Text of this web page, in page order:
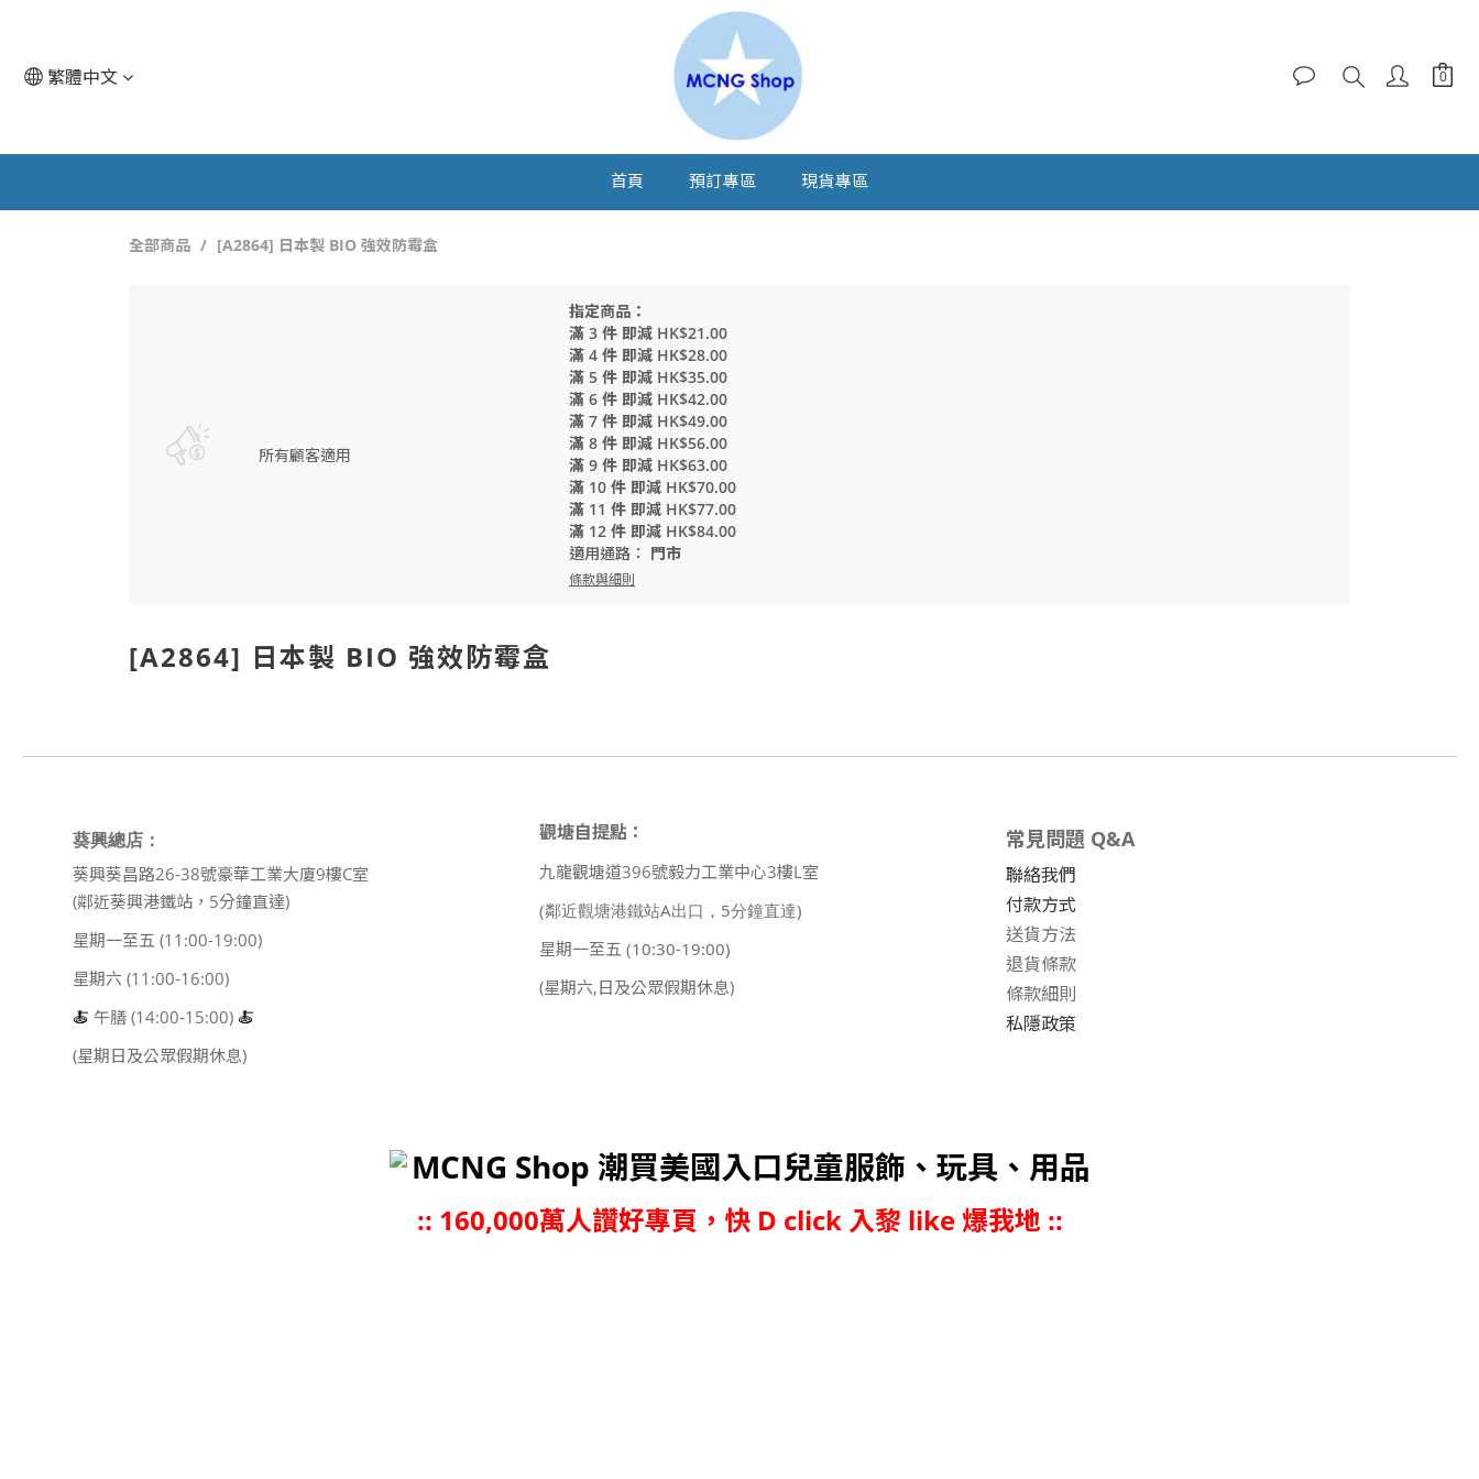
繁體中文
首頁 預訂專區 現貨專區
全部商品 [A2864] 日本製 BIO 強效防霉盒
所有顧客適用
指定商品：
滿 3 件 即減 HK$21.00
滿 4 件 即減 HK$28.00
滿 5 件 即減 HK$35.00
滿 6 件 即減 HK$42.00
滿 7 件 即減 HK$49.00
滿 8 件 即減 HK$56.00
滿 9 件 即減 HK$63.00
滿 10 件 即減 HK$70.00
滿 11 件 即減 HK$77.00
滿 12 件 即減 HK$84.00
適用通路： 門市
條款與細則
[A2864] 日本製 BIO 強效防霉盒
葵興總店：
葵興葵昌路26-38號豪華工業大廈9樓C室
(鄰近葵興港鐵站，5分鐘直達)
星期一至五 (11:00-19:00)
星期六 (11:00-16:00)
🍝 午膳 (14:00-15:00) 🍝
(星期日及公眾假期休息)
觀塘自提點：
九龍觀塘道396號毅力工業中心3樓L室
(鄰近觀塘港鐵站A出口，5分鐘直達)
星期一至五 (10:30-19:00)
(星期六,日及公眾假期休息)
常見問題 Q&A
聯絡我們
付款方式
送貨方法
退貨條款
條款細則
私隱政策
MCNG Shop 潮買美國入口兒童服飾、玩具、用品
:: 160,000萬人讚好專頁，快 D click 入黎 like 爆我地 ::